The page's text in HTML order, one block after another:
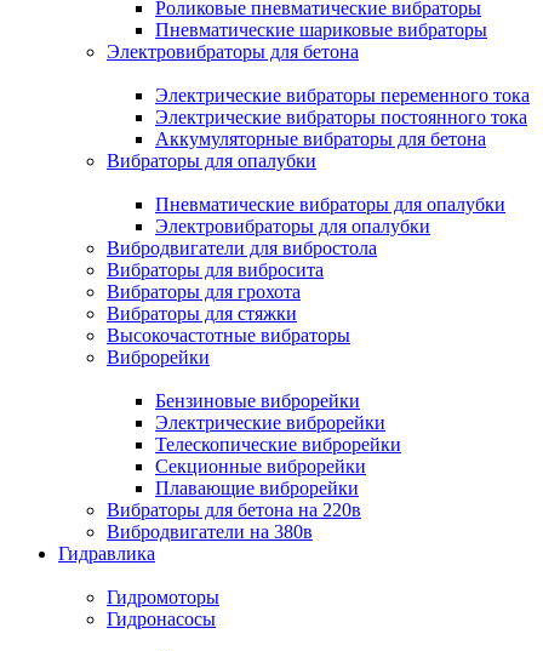
Роликовые пневматические вибраторы
Пневматические шариковые вибраторы
Электровибраторы для бетона
Электрические вибраторы переменного тока
Электрические вибраторы постоянного тока
Аккумуляторные вибраторы для бетона
Вибраторы для опалубки
Пневматические вибраторы для опалубки
Электровибраторы для опалубки
Вибродвигатели для вибростола
Вибраторы для вибросита
Вибраторы для грохота
Вибраторы для стяжки
Высокочастотные вибраторы
Виброрейки
Бензиновые виброрейки
Электрические виброрейки
Телескопические виброрейки
Секционные виброрейки
Плавающие виброрейки
Вибраторы для бетона на 220в
Вибродвигатели на 380в
Гидравлика
Гидромоторы
Гидронасосы